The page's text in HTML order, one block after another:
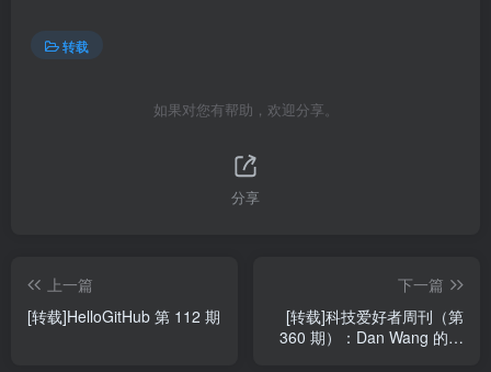
转载
如果对您有帮助，欢迎分享。
分享
上一篇
[转载]HelloGitHub 第 112 期
下一篇
[转载]科技爱好者周刊（第
360 期）：Dan Wang 的新